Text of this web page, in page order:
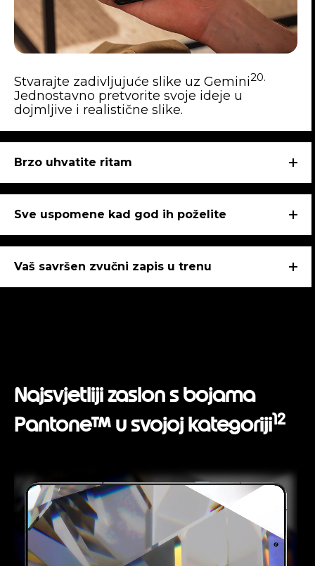
Stvarajte zadivljujuće slike uz Gemini20.
Jednostavno pretvorite svoje ideje u
dojmljive i realistične slike.
Brzo uhvatite ritam
Sve uspomene kad god ih poželite
Vaš savršen zvučni zapis u trenu
Najsvjetliji zaslon s bojama
Pantone™ u svojoj kategoriji12
e